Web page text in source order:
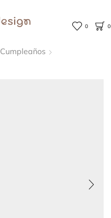
0 0
Cumpleaños